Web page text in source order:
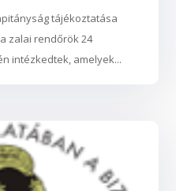
tájékoztatása
zalai rendőrök 24
intézkedtek, amelyek...